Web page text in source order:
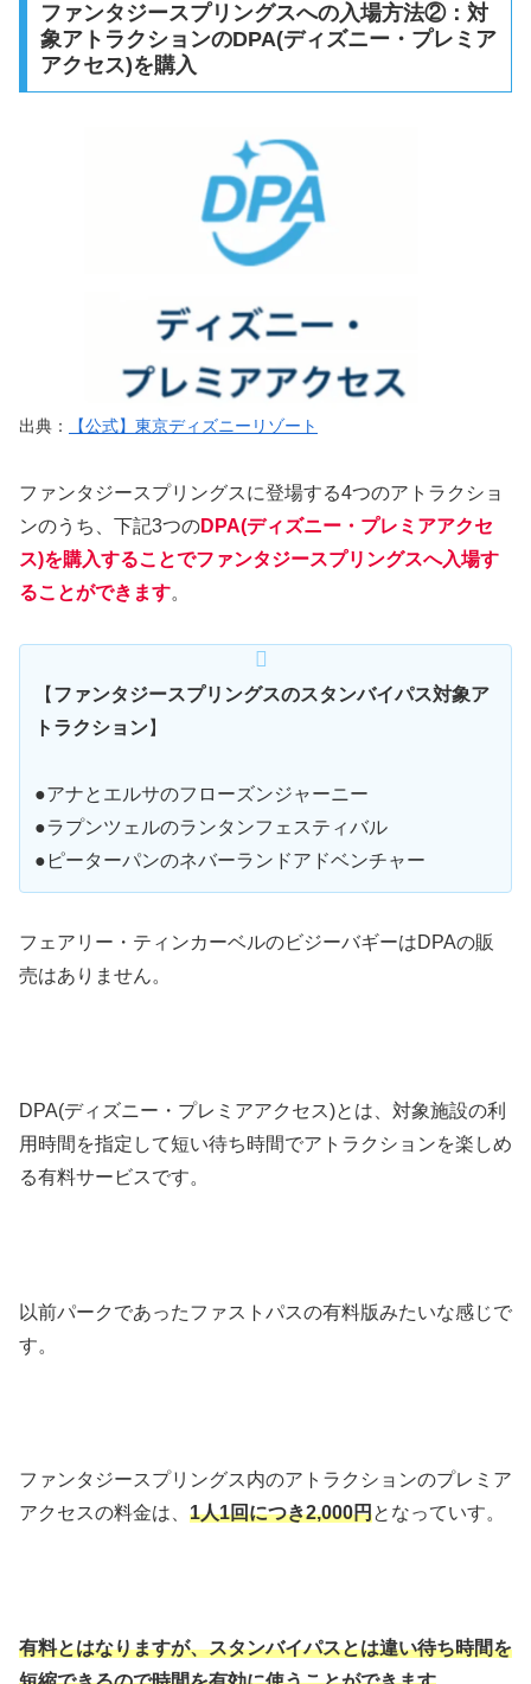
ファンタジースプリングスへの入場方法②：対
象アトラクションのDPA(ディズニー・プレミア
アクセス)を購入
出典： 【公式】東京ディズニーリゾート
ファンタジースプリングスに登場する4つのアトラクショ
ンのうち、下記3つのDPA(ディズニー・プレミアアクセ
ス)を購入することでファンタジースプリングスへ入場す
ることができます。
【 ファンタジースプリングスのスタンバイパス対象ア
トラクション】
●アナとエルサのフローズンジャーニー
●ラプンツェルのランタンフェスティバル
●ピーターパンのネバーランドアドベンチャー
フェアリー・ティンカーベルのビジーバギーはDPAの販
売はありません。
DPA(ディズニー・プレミアアクセス)とは、対象施設の利
用時間を指定して短い待ち時間でアトラクションを楽しめ
る有料サービスです。
以前パークであったファストパスの有料版みたいな感じで
す。
ファンタジースプリングス内のアトラクションのプレミア
アクセスの料金は、 1人1回につき2,000円となっていす。
有料とはなりますが、スタンバイパスとは違い待ち時間を